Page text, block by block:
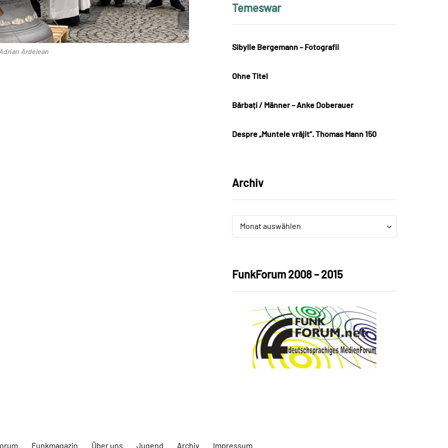
Ardelean
Temeswar
Sibylle Bergemann – Fotografii
Ohne Titel
Bărbați / Männer – Anke Doberauer
Despre „Muntele vrăjit“. Thomas Mann 150
Archiv
Archiv
Monat auswählen
Archiv
FunkForum 2008 – 2015
Funkmagazin Über uns Jugend Archiv Impressum